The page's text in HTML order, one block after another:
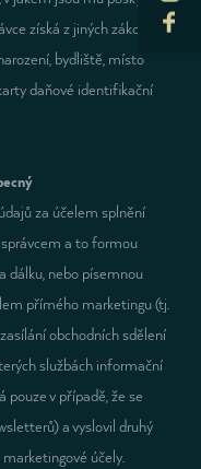
získá z jiných zákonných
bydliště, místo
daňové identifikační
za účelem splnění
a to formou
dálku, nebo písemnou
přímého marketingu (tj.
obchodních sdělení
službách informační
pouze v případě, že se
a vyslovil druhý
účely.
29 30
5
29 30
5